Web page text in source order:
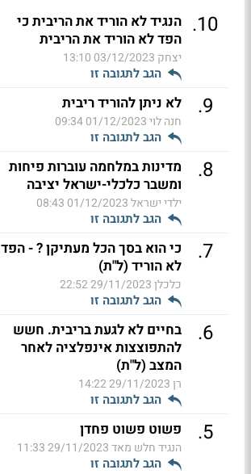
10
. הנגיד לא הוריד את הריבית כי
הפד לא הוריד את הריבית
יצחק 03/12/2023 13:10
הגב לתגובה זו
9
. לא ניתן להוריד ריבית
חנה לוי01/12/2023 09:34
הגב לתגובה זו
8
.
מדינות במלחמה עוברות פיחות
ומשבר כלכלי-ישראל יציבה
ילדי ישראל01/12/2023 08:43
הגב לתגובה זו
7
.
כי הוא בסך הכל מעתיקן ? - הפד
לא הוריד (ל"ת)
כלכלן29/11/2023 22:52
הגב לתגובה זו
6
.
בחיים לא לגעת בריבית. חשש
להתפוצצות אינפלציה לאחר
המצב (ל"ת)
רן29/11/2023 14:22
הגב לתגובה זו
5
. פשוט פשוט פחדן
הנגיד חלש מאד29/11/2023 11:33
הגב לתגובה זו